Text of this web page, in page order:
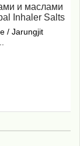
и маслами
Inhaler Salts
/ Jarungjit